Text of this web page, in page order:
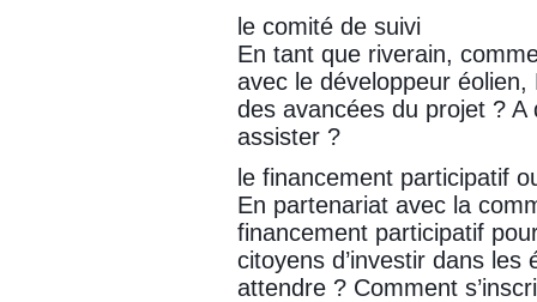
le comité de suivi
En tant que riverain,
avec le développeur
des avancées du projet ?
assister ?
le financement participatif
En partenariat avec la
financement participatif
citoyens d’investir dans
attendre ? Comment